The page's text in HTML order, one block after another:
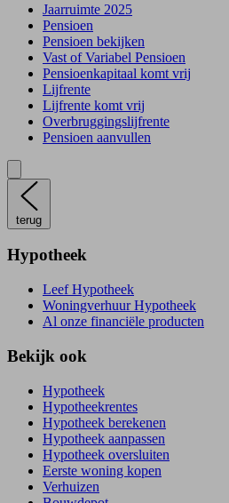
Jaarruimte 2025
Pensioen
Pensioen bekijken
Vast of Variabel Pensioen
Pensioenkapitaal komt vrij
Lijfrente
Lijfrente komt vrij
Overbruggingslijfrente
Pensioen aanvullen
terug
Hypotheek
Leef Hypotheek
Woningverhuur Hypotheek
Al onze financiële producten
Bekijk ook
Hypotheek
Hypotheekrentes
Hypotheek berekenen
Hypotheek aanpassen
Hypotheek oversluiten
Eerste woning kopen
Verhuizen